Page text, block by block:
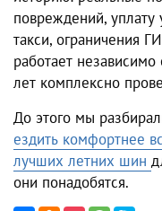
повреждений, уплату
такси, ограничения
работает
лет комплексно
До этого мы
ездить комфортнее
лучших летних шин
они понадобятся.